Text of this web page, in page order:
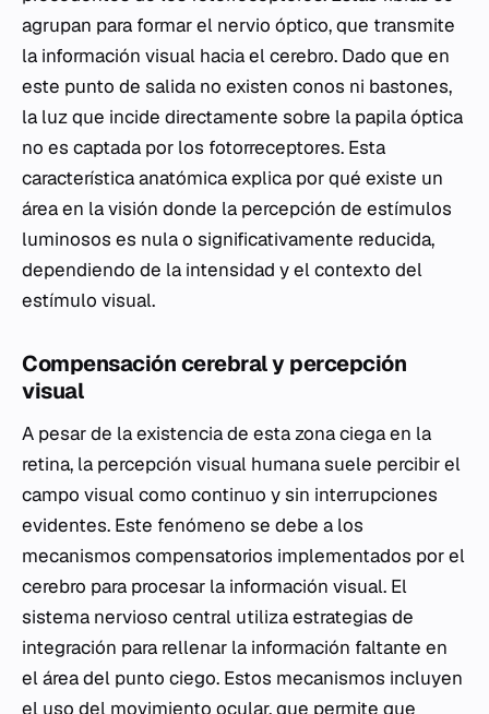
agrupan para formar el nervio óptico, que transmite
la información visual hacia el cerebro. Dado que en
este punto de salida no existen conos ni bastones,
la luz que incide directamente sobre la papila óptica
no es captada por los fotorreceptores. Esta
característica anatómica explica por qué existe un
área en la visión donde la percepción de estímulos
luminosos es nula o significativamente reducida,
dependiendo de la intensidad y el contexto del
estímulo visual.
Compensación cerebral y percepción
visual
A pesar de la existencia de esta zona ciega en la
retina, la percepción visual humana suele percibir el
campo visual como continuo y sin interrupciones
evidentes. Este fenómeno se debe a los
mecanismos compensatorios implementados por el
cerebro para procesar la información visual. El
sistema nervioso central utiliza estrategias de
integración para rellenar la información faltante en
el área del punto ciego. Estos mecanismos incluyen
el uso del movimiento ocular, que permite que